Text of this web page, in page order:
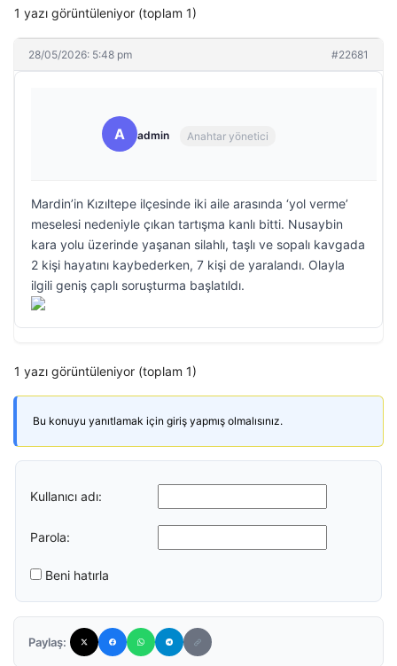
1 yazı görüntüleniyor (toplam 1)
28/05/2026: 5:48 pm #22681
A admin Anahtar yönetici
Mardin’in Kızıltepe ilçesinde iki aile arasında ‘yol verme’
meselesi nedeniyle çıkan tartışma kanlı bitti. Nusaybin
kara yolu üzerinde yaşanan silahlı, taşlı ve sopalı kavgada
2 kişi hayatını kaybederken, 7 kişi de yaralandı. Olayla
ilgili geniş çaplı soruşturma başlatıldı.
1 yazı görüntüleniyor (toplam 1)
Bu konuyu yanıtlamak için giriş yapmış olmalısınız.
Kullanıcı adı:
Parola:
Beni hatırla
Paylaş: